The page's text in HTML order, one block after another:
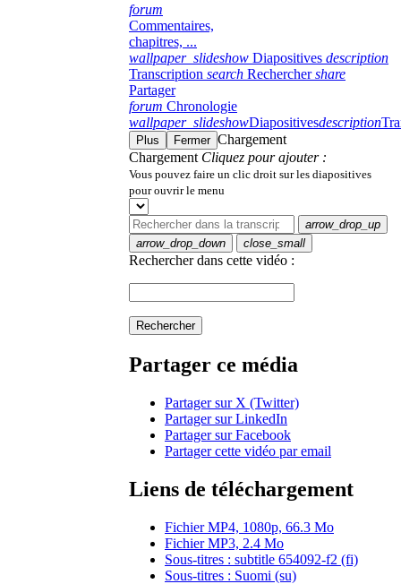
forum
Commentaires,
chapitres, ...
wallpaper_slideshow Diapositives description
Transcription search Rechercher share
Partager
forum Chronologie
wallpaper_slideshowDiapositivesdescription
Plus Fermer Chargement
Chargement Cliquez pour ajouter :
Vous pouvez faire un clic droit sur les diapositives
pour ouvrir le menu
arrow_drop_up
arrow_drop_down
close_small
Rechercher dans cette vidéo :
Rechercher
Partager ce média
Partager sur X (Twitter)
Partager sur LinkedIn
Partager sur Facebook
Partager cette vidéo par email
Liens de téléchargement
Fichier MP4, 1080p, 66.3 Mo
Fichier MP3, 2.4 Mo
Sous-titres : subtitle 654092-f2 (fi)
Sous-titres : Suomi (su)